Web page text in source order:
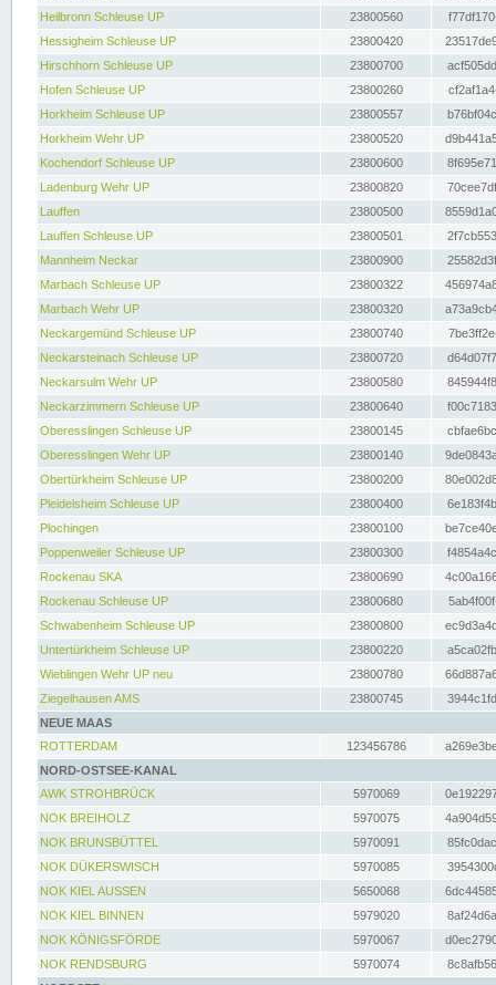
Heilbronn Schleuse UP
23800560
Hessigheim Schleuse UP
23800420
Hirschhorn Schleuse UP
23800700
Hofen Schleuse UP
23800260
Horkheim Schleuse UP
23800557
Horkheim Wehr UP
23800520
Kochendorf Schleuse UP
23800600
Ladenburg Wehr UP
23800820
Lauffen
23800500
Lauffen Schleuse UP
23800501
Mannheim Neckar
23800900
Marbach Schleuse UP
23800322
Marbach Wehr UP
23800320
Neckargemünd Schleuse UP
23800740
Neckarsteinach Schleuse UP
23800720
Neckarsulm Wehr UP
23800580
Neckarzimmern Schleuse UP
23800640
Oberesslingen Schleuse UP
23800145
Oberesslingen Wehr UP
23800140
Obertürkheim Schleuse UP
23800200
Pleidelsheim Schleuse UP
23800400
Plochingen
23800100
Poppenweiler Schleuse UP
23800300
Rockenau SKA
23800690
Rockenau Schleuse UP
23800680
Schwabenheim Schleuse UP
23800800
Untertürkheim Schleuse UP
23800220
Wieblingen Wehr UP neu
23800780
Ziegelhausen AMS
23800745
NEUE MAAS
ROTTERDAM
123456786
NORD-OSTSEE-KANAL
AWK STROHBRÜCK
5970069
NOK BREIHOLZ
5970075
NOK BRUNSBÜTTEL
5970091
NOK DÜKERSWISCH
5970085
NOK KIEL AUSSEN
5650068
NOK KIEL BINNEN
5979020
NOK KÖNIGSFÖRDE
5970067
NOK RENDSBURG
5970074